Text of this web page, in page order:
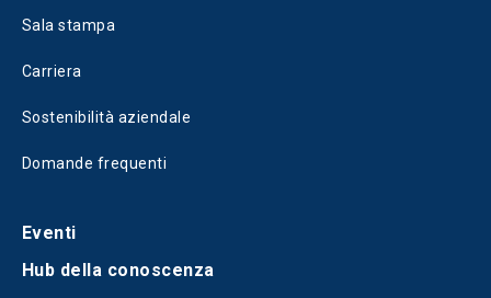
Sala stampa
Carriera
Sostenibilità aziendale
Domande frequenti
Eventi
Hub della conoscenza